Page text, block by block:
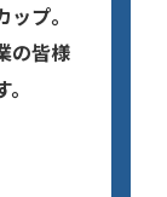
プ。
の皆様